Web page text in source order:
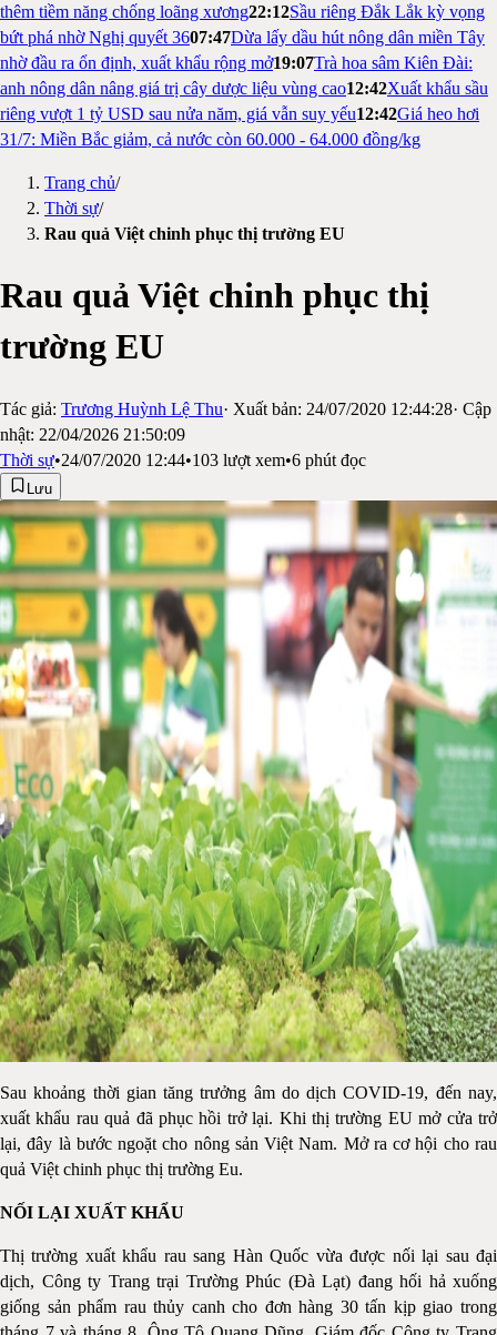
thêm tiềm năng chống loãng xương22:12Sầu riêng Đắk Lắk kỳ vọng
bứt phá nhờ Nghị quyết 3607:47Dừa lấy dầu hút nông dân miền Tây
nhờ đầu ra ổn định, xuất khẩu rộng mở19:07Trà hoa sâm Kiên Đài:
anh nông dân nâng giá trị cây dược liệu vùng cao12:42Xuất khẩu sầu
riêng vượt 1 tỷ USD sau nửa năm, giá vẫn suy yếu12:42Giá heo hơi
31/7: Miền Bắc giảm, cả nước còn 60.000 - 64.000 đồng/kg
Trang chủ/
Thời sự/
Rau quả Việt chinh phục thị trường EU
Rau quả Việt chinh phục thị
trường EU
Tác giả: Trương Huỳnh Lệ Thu· Xuất bản: 24/07/2020 12:44:28· Cập
nhật: 22/04/2026 21:50:09
Thời sự•24/07/2020 12:44•103 lượt xem•6 phút đọc
Lưu
Sau khoảng thời gian tăng trưởng âm do dịch COVID-19, đến nay,
xuất khẩu rau quả đã phục hồi trở lại. Khi thị trường EU mở cửa trở
lại, đây là bước ngoặt cho nông sản Việt Nam. Mở ra cơ hội cho rau
quả Việt chinh phục thị trường Eu.
NỐI LẠI XUẤT KHẨU
Thị trường xuất khẩu rau sang Hàn Quốc vừa được nối lại sau đại
dịch, Công ty Trang trại Trường Phúc (Đà Lạt) đang hối hả xuống
giống sản phẩm rau thủy canh cho đơn hàng 30 tấn kịp giao trong